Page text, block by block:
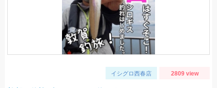
イシグロ西春店 2809 view